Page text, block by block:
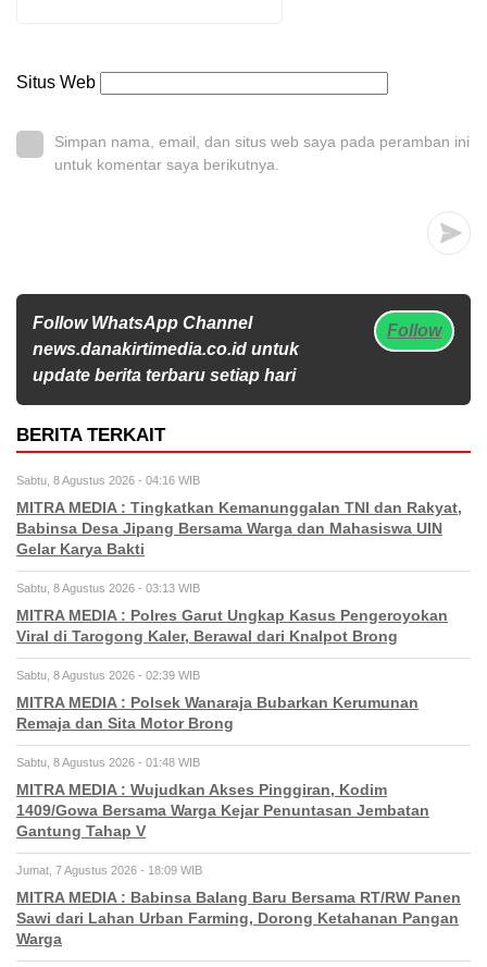
Situs Web
Simpan nama, email, dan situs web saya pada peramban ini
untuk komentar saya berikutnya.
Follow WhatsApp Channel
news.danakirtimedia.co.id untuk
update berita terbaru setiap hari
Follow
BERITA TERKAIT
Sabtu, 8 Agustus 2026 - 04:16 WIB
MITRA MEDIA : Tingkatkan Kemanunggalan TNI dan Rakyat,
Babinsa Desa Jipang Bersama Warga dan Mahasiswa UIN
Gelar Karya Bakti
Sabtu, 8 Agustus 2026 - 03:13 WIB
MITRA MEDIA : Polres Garut Ungkap Kasus Pengeroyokan
Viral di Tarogong Kaler, Berawal dari Knalpot Brong
Sabtu, 8 Agustus 2026 - 02:39 WIB
MITRA MEDIA : Polsek Wanaraja Bubarkan Kerumunan
Remaja dan Sita Motor Brong
Sabtu, 8 Agustus 2026 - 01:48 WIB
MITRA MEDIA : Wujudkan Akses Pinggiran, Kodim
1409/Gowa Bersama Warga Kejar Penuntasan Jembatan
Gantung Tahap V
Jumat, 7 Agustus 2026 - 18:09 WIB
MITRA MEDIA : Babinsa Balang Baru Bersama RT/RW Panen
Sawi dari Lahan Urban Farming, Dorong Ketahanan Pangan
Warga